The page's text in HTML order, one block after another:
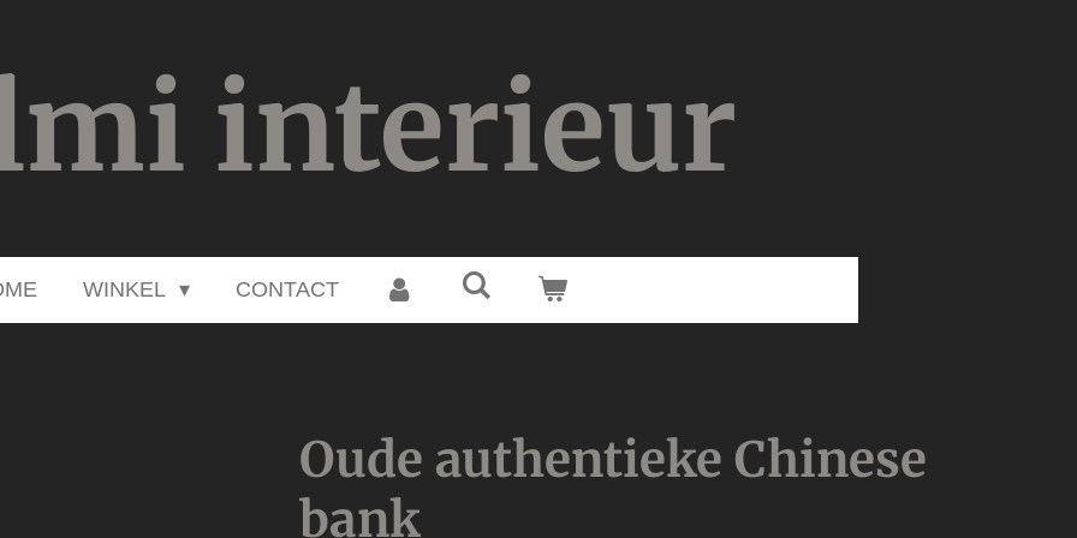
interieur
WINKEL CONTACT
Oude authentieke Chinese
bank